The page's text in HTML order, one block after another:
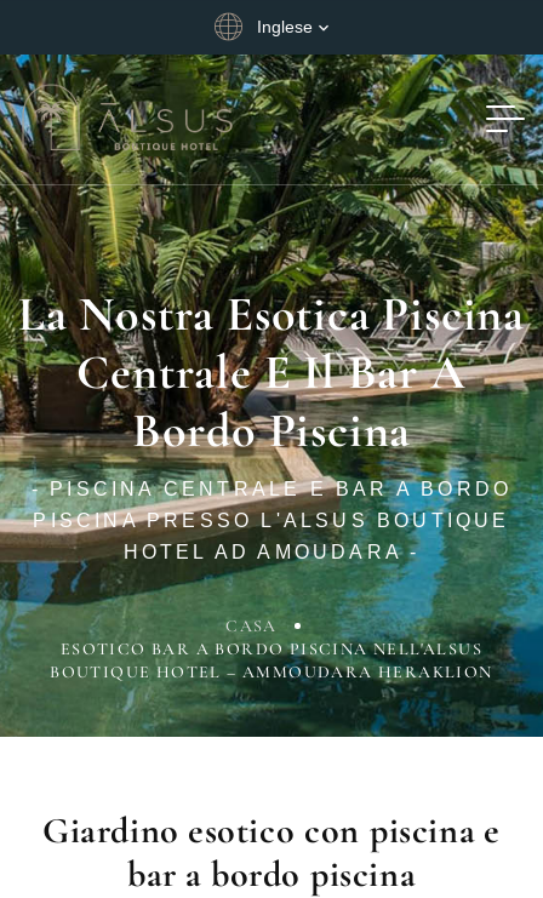
Inglese
La Nostra Esotica Piscina
Centrale E Il Bar A
Bordo Piscina
- PISCINA CENTRALE E BAR A BORDO
PISCINA PRESSO L'ALSUS BOUTIQUE
HOTEL AD AMOUDARA -
CASA
ESOTICO BAR A BORDO PISCINA NELL'ALSUS
BOUTIQUE HOTEL – AMMOUDARA HERAKLION
Giardino esotico con piscina e
bar a bordo piscina